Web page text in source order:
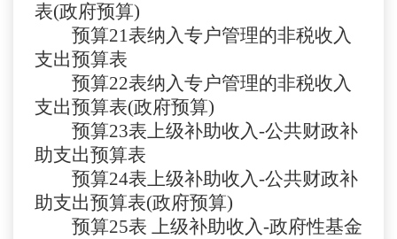
表(政府预算)
预算21表纳入专户管理的非税收入
支出预算表
预算22表纳入专户管理的非税收入
支出预算表(政府预算)
预算23表上级补助收入-公共财政补
助支出预算表
预算24表上级补助收入-公共财政补
助支出预算表(政府预算)
预算25表 上级补助收入-政府性基金